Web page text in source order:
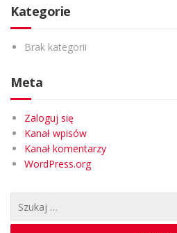
Kategorie
Brak kategorii
Meta
Zaloguj się
Kanał wpisów
Kanał komentarzy
WordPress.org